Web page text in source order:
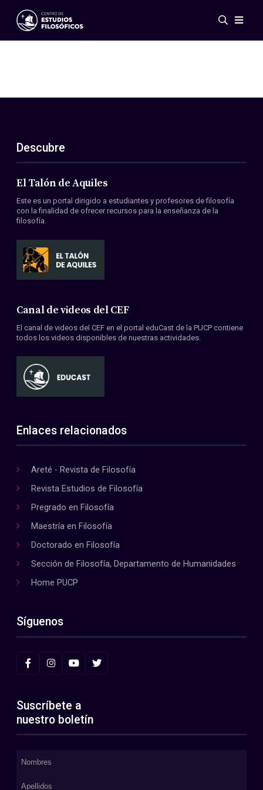
Eventos
ES
EN
Acerca de nosotros
Miembros
Convenios
Descubre
El Talón de Aquiles
Este es un portal dirigido a estudiantes y profesores de filosofía
con la finalidad de ofrecer recursos para la enseñanza de la
filosofía.
Canal de videos del CEF
El canal de videos del CEF en el portal eduCast de la PUCP contiene
todos los videos disponibles de nuestras actividades.
Enlaces relacionados
Areté - Revista de Filosofía
Revista Estudios de Filosofía
Pregrado en Filosofía
Maestría en Filosofía
Doctorado en Filosofía
Sección de Filosofía, Departamento de Humanidades
Home PUCP
Síguenos
Suscríbete a
nuestro boletín